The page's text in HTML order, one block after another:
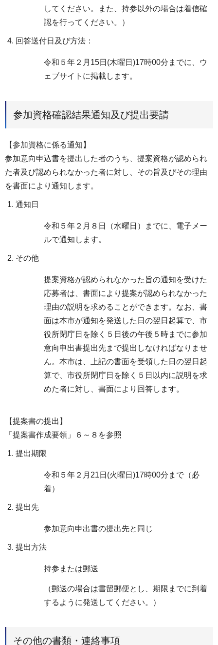
してください。また、持参以外の場合は着信確
認を行ってください。）
回答送付日及び方法：
令和５年２月15日(木曜日)17時00分までに、ウ
ェブサイトに掲載します。
参加資格確認結果通知及び提出要請
【参加資格に係る通知】
参加意向申込書を提出した者のうち、提案資格が認められ
た者及び認められなかった者に対し、その旨及びその理由
を書面により通知します。
通知日
令和５年２月８日（水曜日）までに、電子メー
ルで通知します。
その他
提案資格が認められなかった旨の通知を受けた
応募者は、書面により提案が認められなかった
理由の説明を求めることができます。なお、書
面は本市が通知を発送した日の翌日起算で、市
役所閉庁日を除く５日後の午後５時までに参加
意向申出書提出先まで提出しなければなりませ
ん。本市は、上記の書面を受領した日の翌日起
算で、市役所閉庁日を除く５日以内に説明を求
めた者に対し、書面により回答します。
【提案書の提出】
「提案書作成要領」６～８を参照
提出期限
令和５年２月21日(火曜日)17時00分まで（必
着）
提出先
参加意向申出書の提出先と同じ
提出方法
持参または郵送
（郵送の場合は書留郵便とし、期限までに到着
するように発送してください。）
その他の書類・連絡事項